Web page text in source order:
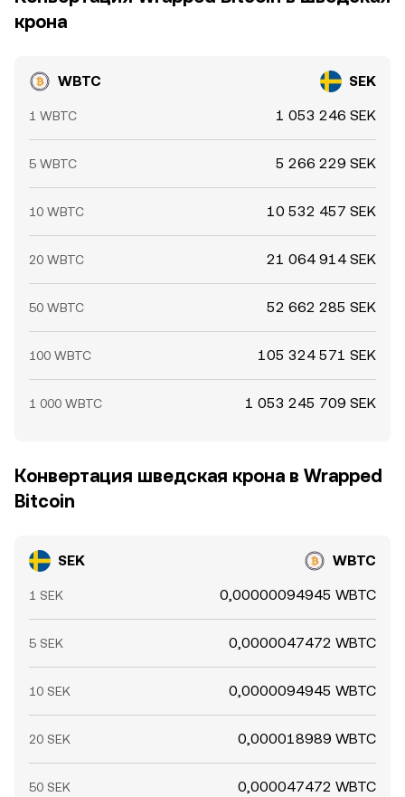
движений.
крона
WBTC SEK
1 WBTC 1 053 246 SEK
5 WBTC 5 266 229 SEK
10 WBTC 10 532 457 SEK
20 WBTC 21 064 914 SEK
50 WBTC 52 662 285 SEK
100 WBTC 105 324 571 SEK
1 000 WBTC 1 053 245 709 SEK
Конвертация шведская крона в Wrapped
Bitcoin
SEK WBTC
1 SEK 0,00000094945 WBTC
5 SEK 0,0000047472 WBTC
10 SEK 0,0000094945 WBTC
20 SEK 0,000018989 WBTC
50 SEK 0,000047472 WBTC